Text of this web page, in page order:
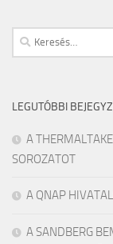
Keresés:
LEGUTÓBBI
A
SOROZATOT
A QNAP
A SANDBERG